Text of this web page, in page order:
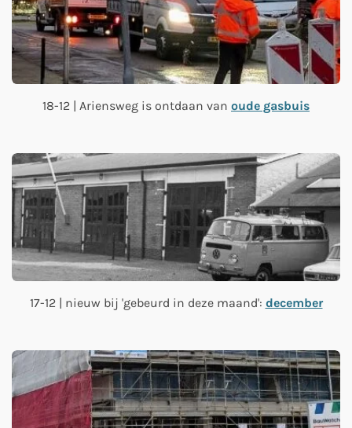
18-12 | Ariensweg is ontdaan van oude gasbuis
17-12 | nieuw bij 'gebeurd in deze maand': december